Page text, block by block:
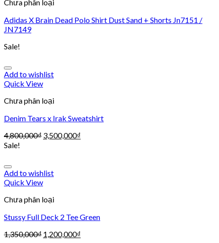
Chưa phân loại
Adidas X Brain Dead Polo Shirt Dust Sand + Shorts Jn7151 /
JN7149
Sale!
Add to wishlist
Quick View
Chưa phân loại
Denim Tears x Irak Sweatshirt
4,800,000₫ 3,500,000₫
Sale!
Add to wishlist
Quick View
Chưa phân loại
Stussy Full Deck 2 Tee Green
1,350,000₫ 1,200,000₫